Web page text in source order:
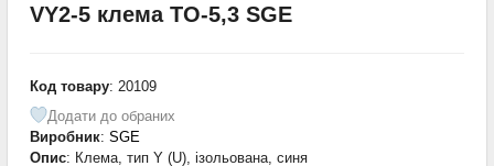
VY2-5 клема TO-5,3 SGE
Код товару: 20109
Додати до обраних
Виробник: SGE
Опис: Клема, тип Y (U), ізольована, синя